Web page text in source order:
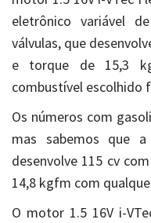
eletrônico variável
válvulas, que
e torque de 15,3
combustível escolhido
Os números com
mas sabemos que
desenvolve 115 cv
14,8 kgfm com
O motor 1.5 16V i-